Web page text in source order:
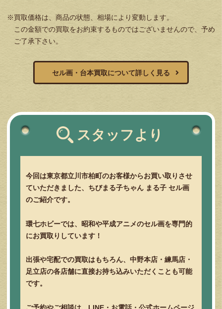
※買取価格は、商品の状態、相場により変動します。
この金額での買取をお約束するものではございませんので、予め
ご了承下さい。
セル画・台本買取について詳しく見る
スタッフより
今回は東京都立川市柏町のお客様からお買い取りさせ
ていただきました、ちびまる子ちゃん まる子 セル画
のご紹介です。
環七ホビーでは、昭和や平成アニメのセル画を専門的
にお買取りしています！
出張や宅配での買取はもちろん、中野本店・練馬店・
足立店の各店舗に直接お持ち込みいただくことも可能
です。